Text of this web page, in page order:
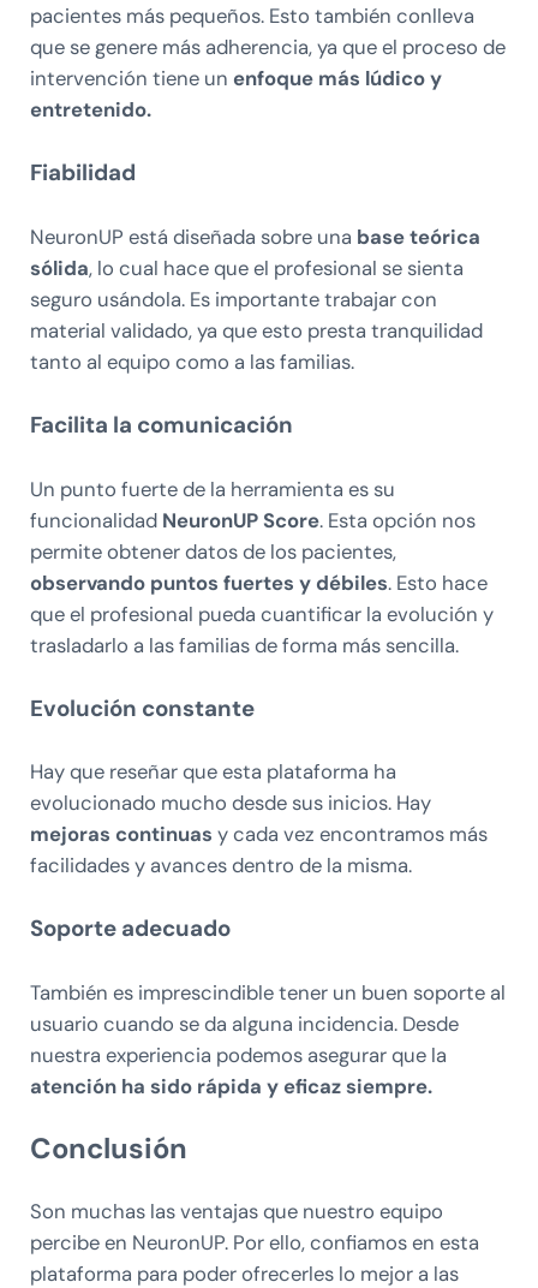
pacientes más pequeños. Esto también conlleva
que se genere más adherencia, ya que el proceso de
intervención tiene un enfoque más lúdico y
entretenido.
Fiabilidad
NeuronUP está diseñada sobre una base teórica
sólida, lo cual hace que el profesional se sienta
seguro usándola. Es importante trabajar con
material validado, ya que esto presta tranquilidad
tanto al equipo como a las familias.
Facilita la comunicación
Un punto fuerte de la herramienta es su
funcionalidad NeuronUP Score. Esta opción nos
permite obtener datos de los pacientes,
observando puntos fuertes y débiles. Esto hace
que el profesional pueda cuantificar la evolución y
trasladarlo a las familias de forma más sencilla.
Evolución constante
Hay que reseñar que esta plataforma ha
evolucionado mucho desde sus inicios. Hay
mejoras continuas y cada vez encontramos más
facilidades y avances dentro de la misma.
Soporte adecuado
También es imprescindible tener un buen soporte al
usuario cuando se da alguna incidencia. Desde
nuestra experiencia podemos asegurar que la
atención ha sido rápida y eficaz siempre.
Conclusión
Son muchas las ventajas que nuestro equipo
percibe en NeuronUP. Por ello, confiamos en esta
plataforma para poder ofrecerles lo mejor a las